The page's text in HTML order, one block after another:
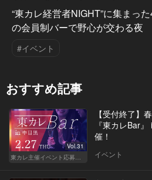
“東カレ経営者NIGHT”に集まっ
の会員制バーで野心が交わる夜
#イベント
おすすめ記事
Vol.31
東カレ主催イベント応募詳細記事一覧
【受付終了】
『東カレBar』 in 中目
催！
イベント